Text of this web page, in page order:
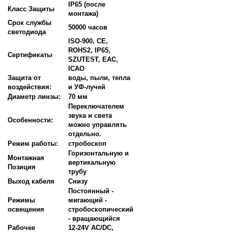
Класс Защиты
IP65 (после
монтажа)
Срок службы
светодиода
50000 часов
Сертификаты
ISO-900, CE,
ROHS2, IP65,
SZUTEST, EAC,
ICAO
Защита от
воздействия:
воды, пыли, тепла
и УФ-лучей
Диаметр линзы:
70 мм
Особенности:
Переключателем
звука и света
можно управлять
отдельно.
Режим работы:
стробоскоп
Монтажная
Позиция
Горизонтальную и
вертикальную
трубу
Выход кабеля
Снизу
Режимы
освещения
Постоянный -
мигающий -
стробоскопический
- вращающийся
Рабочее
12-24V AC/DC,